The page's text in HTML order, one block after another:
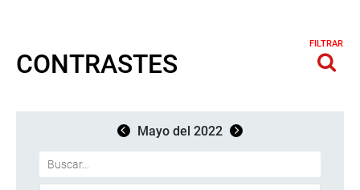
CONTRASTES
FILTRAR
Mayo del 2022